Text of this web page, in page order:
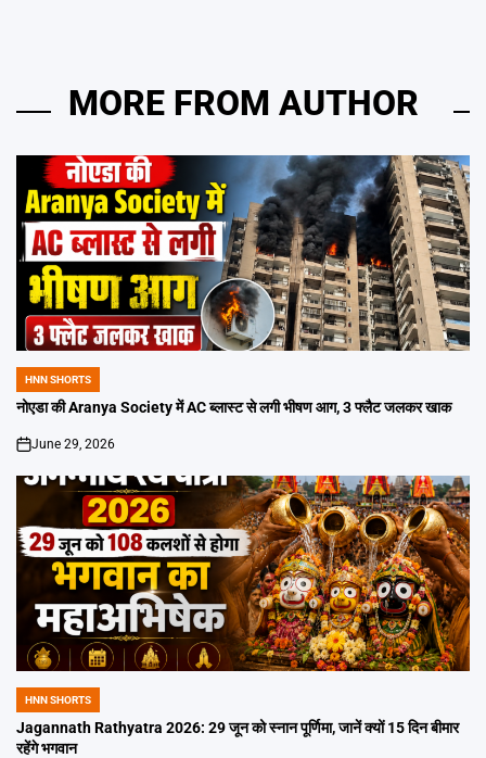
MORE FROM AUTHOR
POSTED
IN
HNN SHORTS
नोएडा की Aranya Society में AC ब्लास्ट से लगी भीषण आग, 3 फ्लैट जलकर खाक
on
June 29, 2026
POSTED
IN
HNN SHORTS
Jagannath Rathyatra 2026: 29 जून को स्नान पूर्णिमा, जानें क्यों 15 दिन बीमार
रहेंगे भगवान